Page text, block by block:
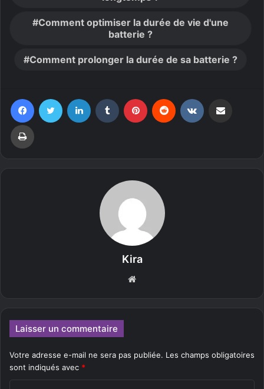
Comment optimiser la durée de vie d'une
batterie ?
Comment prolonger la durée de sa batterie ?
Kira
Laisser un commentaire
Votre adresse e-mail ne sera pas publiée. Les champs obligatoires
sont indiqués avec *